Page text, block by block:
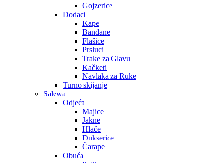
Gojzerice
Dodaci
Kape
Bandane
Flašice
Prsluci
Trake za Glavu
Kačketi
Navlaka za Ruke
Turno skijanje
Salewa
Odjeća
Majice
Jakne
Hlače
Dukserice
Čarape
Obuća